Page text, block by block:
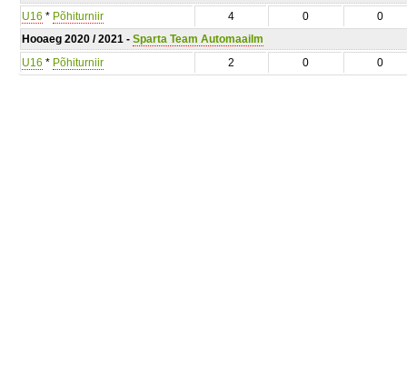
U16 * Põhiturniir 4 0
0
Hooaeg 2020 / 2021 - Sparta Team Automaailm
U16 * Põhiturniir 2 0 0